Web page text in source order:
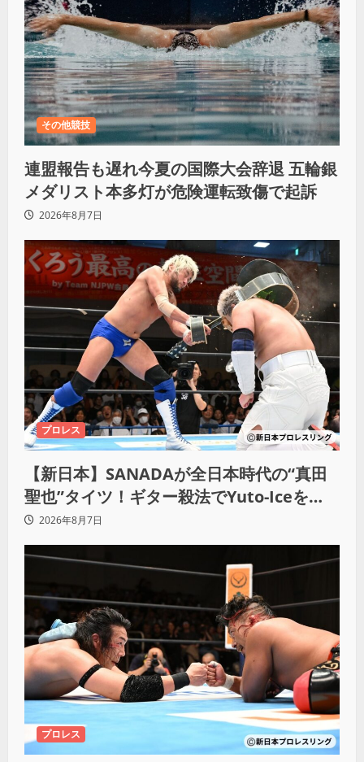
その他競技
連盟報告も遅れ今夏の国際大会辞退 五輪銀
メダリスト本多灯が危険運転致傷で起訴
2026年8月7日
プロレス
【新日本】SANADAが全日本時代の“真田
聖也”タイツ！ギター殺法でYuto-Iceを
KO「俺と闘う時は考えろ。感じるな」
2026年8月7日
プロレス